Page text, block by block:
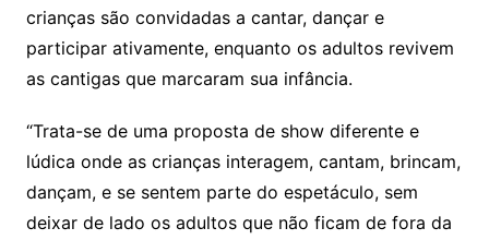
crianças são convidadas a cantar, dançar e
participar ativamente, enquanto os adultos revivem
as cantigas que marcaram sua infância.
“Trata-se de uma proposta de show diferente e
lúdica onde as crianças interagem, cantam, brincam,
dançam, e se sentem parte do espetáculo, sem
deixar de lado os adultos que não ficam de fora da